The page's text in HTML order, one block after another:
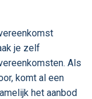
je zelf
Als
komt al een
het aanbod